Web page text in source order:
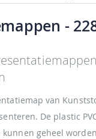
-
van
De plastic
geheel